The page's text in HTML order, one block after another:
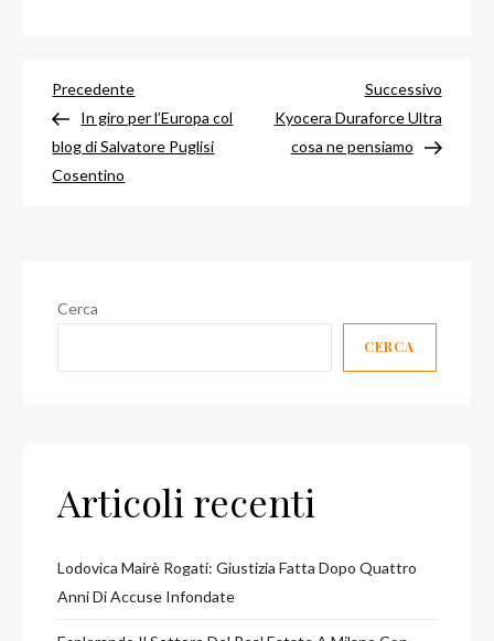
Navigazione
articoli
Articolo
precedente
Precedente
In giro per l’Europa col
blog di Salvatore Puglisi
Cosentino
Successivo
Kyocera Duraforce Ultra
cosa ne pensiamo
Cerca
CERCA
Articoli recenti
Lodovica Mairè Rogati: Giustizia Fatta Dopo Quattro
Anni Di Accuse Infondate